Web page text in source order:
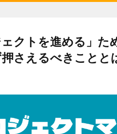
ェクトを進める」
さえるべきことと